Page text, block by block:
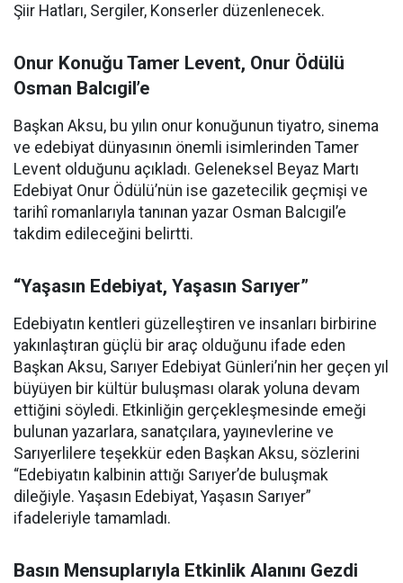
Şiir Hatları, Sergiler, Konserler düzenlenecek.
Onur Konuğu Tamer Levent, Onur Ödülü
Osman Balcıgil’e
Başkan Aksu, bu yılın onur konuğunun tiyatro, sinema
ve edebiyat dünyasının önemli isimlerinden Tamer
Levent olduğunu açıkladı. Geleneksel Beyaz Martı
Edebiyat Onur Ödülü’nün ise gazetecilik geçmişi ve
tarihî romanlarıyla tanınan yazar Osman Balcıgil’e
takdim edileceğini belirtti.
“Yaşasın Edebiyat, Yaşasın Sarıyer”
Edebiyatın kentleri güzelleştiren ve insanları birbirine
yakınlaştıran güçlü bir araç olduğunu ifade eden
Başkan Aksu, Sarıyer Edebiyat Günleri’nin her geçen yıl
büyüyen bir kültür buluşması olarak yoluna devam
ettiğini söyledi. Etkinliğin gerçekleşmesinde emeği
bulunan yazarlara, sanatçılara, yayınevlerine ve
Sarıyerlilere teşekkür eden Başkan Aksu, sözlerini
“Edebiyatın kalbinin attığı Sarıyer’de buluşmak
dileğiyle. Yaşasın Edebiyat, Yaşasın Sarıyer”
ifadeleriyle tamamladı.
Basın Mensuplarıyla Etkinlik Alanını Gezdi